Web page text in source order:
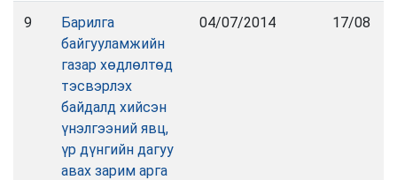
9
Барилга
байгууламжийн
газар хөдлөлтөд
тэсвэрлэх
байдалд хийсэн
үнэлгээний явц,
үр дүнгийн дагуу
авах зарим арга
04/07/2014 17/08